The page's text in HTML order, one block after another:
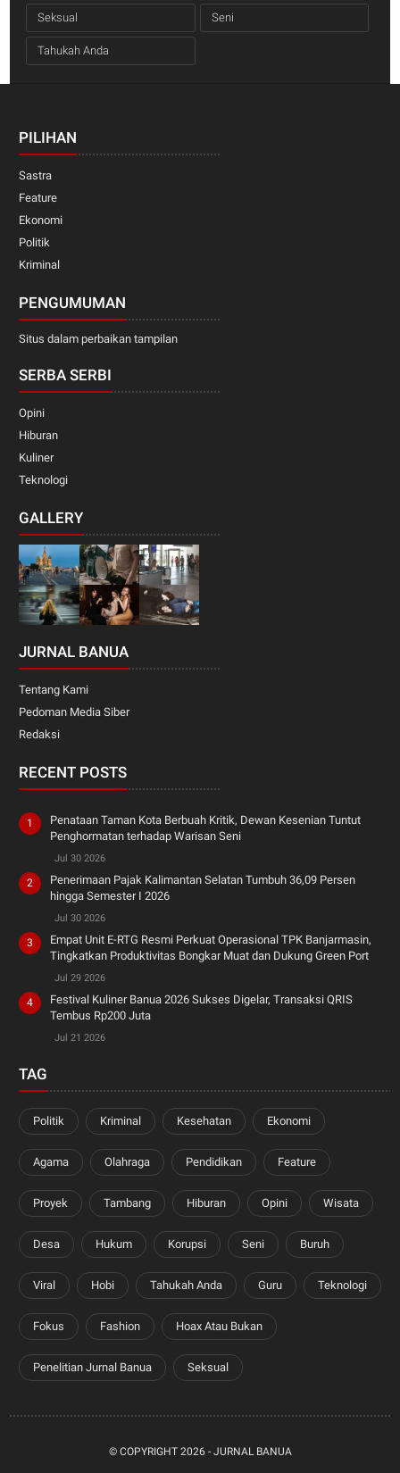
Seksual Seni
Tahukah Anda
PILIHAN
Sastra
Feature
Ekonomi
Politik
Kriminal
PENGUMUMAN
Situs dalam perbaikan tampilan
SERBA SERBI
Opini
Hiburan
Kuliner
Teknologi
GALLERY
JURNAL BANUA
Tentang Kami
Pedoman Media Siber
Redaksi
RECENT POSTS
Penataan Taman Kota Berbuah Kritik, Dewan Kesenian Tuntut
Penghormatan terhadap Warisan Seni
Jul 30 2026
Penerimaan Pajak Kalimantan Selatan Tumbuh 36,09 Persen
hingga Semester I 2026
Jul 30 2026
Empat Unit E-RTG Resmi Perkuat Operasional TPK Banjarmasin,
Tingkatkan Produktivitas Bongkar Muat dan Dukung Green Port
Jul 29 2026
Festival Kuliner Banua 2026 Sukses Digelar, Transaksi QRIS
Tembus Rp200 Juta
Jul 21 2026
TAG
Politik Kriminal Kesehatan Ekonomi
Agama Olahraga Pendidikan Feature
Proyek Tambang Hiburan Opini Wisata
Desa Hukum Korupsi Seni Buruh
Viral Hobi Tahukah Anda Guru Teknologi
Fokus Fashion Hoax Atau Bukan
Penelitian Jurnal Banua Seksual
© COPYRIGHT 2026 - JURNAL BANUA